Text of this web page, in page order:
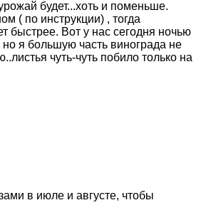
будет...хоть и поменьше.
( по инструкции) , тогда
быстрее. Вот у нас сегодня ночью
я большую часть винограда не
чуть-чуть побило только на
в июле и августе, чтобы